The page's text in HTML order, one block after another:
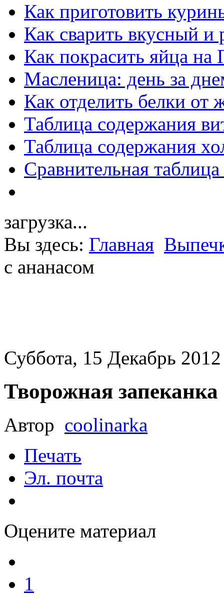
Как приготовить
Как сварить вкусный и
Как покрасить яйца на
Масленица: день за
Как отделить белки от
Таблица содержания
Таблица содержания
Сравнительная
загрузка...
Вы здесь: Главная
с ананасом
Суббота, 15 Декабрь
Творожная запеканка
Автор coolinarka
Печать
Эл. почта
Оцените материал
1